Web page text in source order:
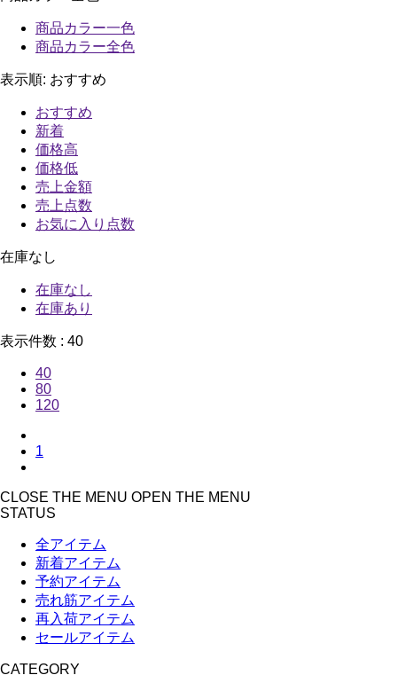
商品カラー一色
商品カラー全色
表示順: おすすめ
おすすめ
新着
価格高
価格低
売上金額
売上点数
お気に入り点数
在庫なし
在庫なし
在庫あり
表示件数 : 40
40
80
120
1
CLOSE THE MENU OPEN THE MENU
STATUS
全アイテム
新着アイテム
予約アイテム
売れ筋アイテム
再入荷アイテム
セールアイテム
CATEGORY